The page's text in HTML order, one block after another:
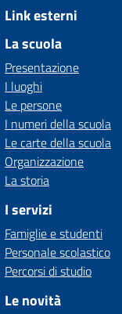
Link esterni
La scuola
Presentazione
I luoghi
Le persone
I numeri della scuola
Le carte della scuola
Organizzazione
La storia
I servizi
Famiglie e studenti
Personale scolastico
Percorsi di studio
Le novità